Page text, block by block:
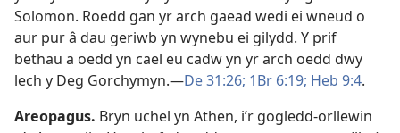
Solomon. Roedd gan yr arch gaead wedi ei wneud o
aur pur â dau geriwb yn wynebu ei gilydd. Y prif
bethau a oedd yn cael eu cadw yn yr arch oedd dwy
lech y Deg Gorchymyn.—De 31:26; 1Br 6:19; Heb 9:4.
Areopagus. Bryn uchel yn Athen, i’r gogledd-orllewin